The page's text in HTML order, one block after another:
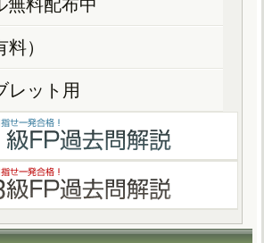
無料配布中
）
レット用